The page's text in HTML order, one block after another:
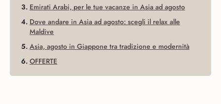
Emirati Arabi, per le tue vacanze in Asia ad agosto
Dove andare in Asia ad agosto: scegli il relax alle
Maldive
Asia, agosto in Giappone tra tradizione e modernità
OFFERTE